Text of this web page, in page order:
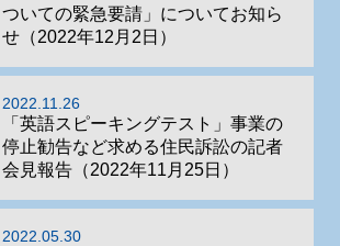
ついての緊急要請」についてお知ら
せ（2022年12月2日）
2022.11.26
「英語スピーキングテスト」事業の
停止勧告など求める住民訴訟の記者
会見報告（2022年11月25日）
2022.05.30